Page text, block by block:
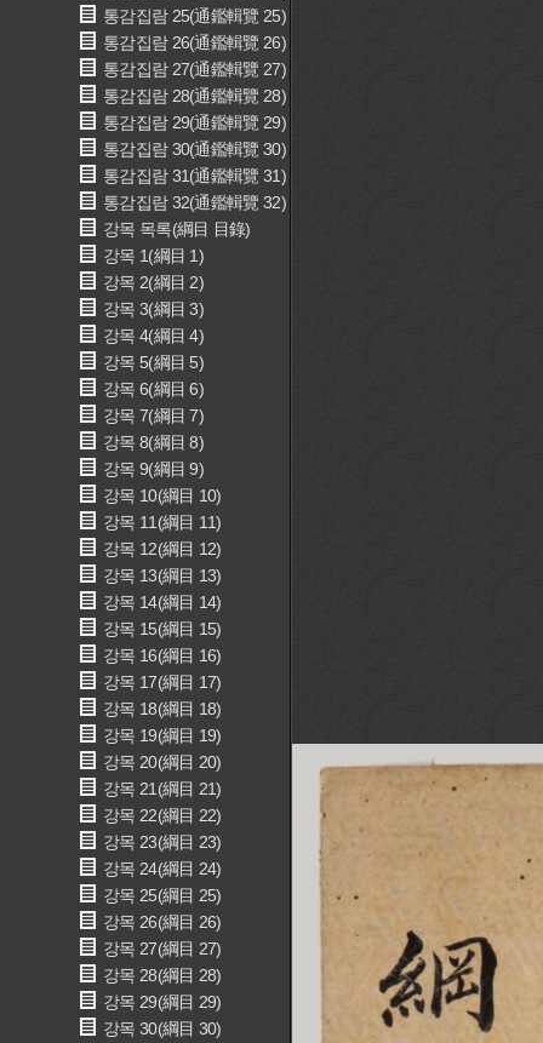
통감집람 25(通鑑輯覽 25)
통감집람 26(通鑑輯覽 26)
통감집람 27(通鑑輯覽 27)
통감집람 28(通鑑輯覽 28)
통감집람 29(通鑑輯覽 29)
통감집람 30(通鑑輯覽 30)
통감집람 31(通鑑輯覽 31)
통감집람 32(通鑑輯覽 32)
강목 목록(綱目 目錄)
강목 1(綱目 1)
강목 2(綱目 2)
강목 3(綱目 3)
강목 4(綱目 4)
강목 5(綱目 5)
강목 6(綱目 6)
강목 7(綱目 7)
강목 8(綱目 8)
강목 9(綱目 9)
강목 10(綱目 10)
강목 11(綱目 11)
강목 12(綱目 12)
강목 13(綱目 13)
강목 14(綱目 14)
강목 15(綱目 15)
강목 16(綱目 16)
강목 17(綱目 17)
강목 18(綱目 18)
강목 19(綱目 19)
강목 20(綱目 20)
강목 21(綱目 21)
강목 22(綱目 22)
강목 23(綱目 23)
강목 24(綱目 24)
강목 25(綱目 25)
강목 26(綱目 26)
강목 27(綱目 27)
강목 28(綱目 28)
강목 29(綱目 29)
강목 30(綱目 30)